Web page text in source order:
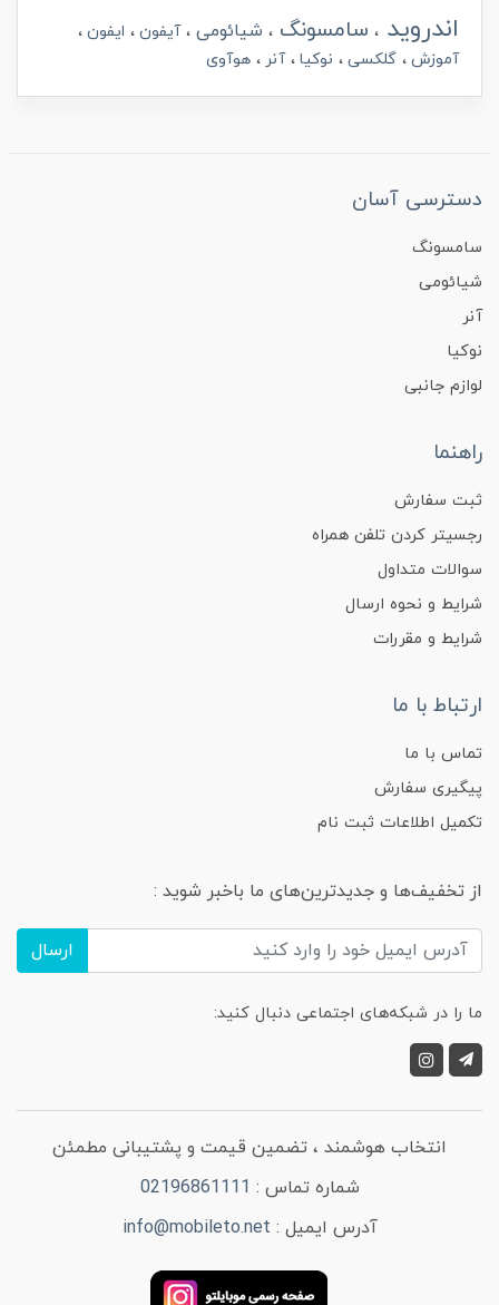
اندروید سامسونگ شیائومی آیفون
ایفون
آموزش
گلکسی نوکیا آنر هوآوی
دسترسی آسان
سامسونگ
شیائومی
آنر
نوکیا
لوازم جانبی
راهنما
ثبت سفارش
رجسیتر کردن تلفن همراه
سوالات متداول
شرایط و نحوه ارسال
شرایط و مقررات
ارتباط با ما
تماس با ما
پیگیری سفارش
تکمیل اطلاعات ثبت نام
از تخفیف‌ها و جدیدترین‌های ما باخبر شوید :
ارسال
ما را در شبکه‌های اجتماعی دنبال کنید:
انتخاب هوشمند ، تضمین قیمت و پشتیبانی مطمئن
شماره تماس : 02196861111
آدرس ایمیل : info@mobileto.net